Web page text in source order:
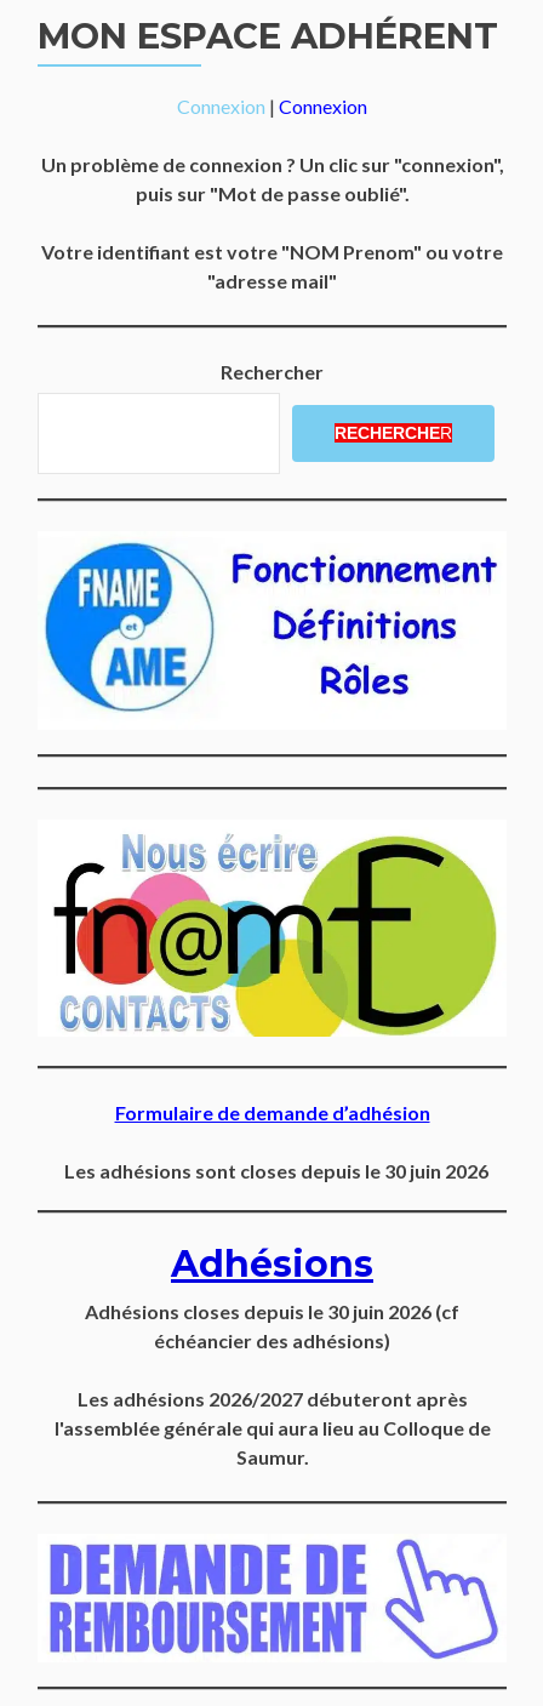
MON ESPACE ADHÉRENT
Connexion | Connexion
Un problème de connexion ? Un clic sur "connexion",
puis sur "Mot de passe oublié".
Votre identifiant est votre "NOM Prenom" ou votre
"adresse mail"
Rechercher
RECHERCHER
Formulaire de demande d’adhésion
Les adhésions sont closes depuis le 30 juin 2026
Adhésions
Adhésions closes depuis le 30 juin 2026 (cf
échéancier des adhésions)
Les adhésions 2026/2027 débuteront après
l'assemblée générale qui aura lieu au Colloque de
Saumur.